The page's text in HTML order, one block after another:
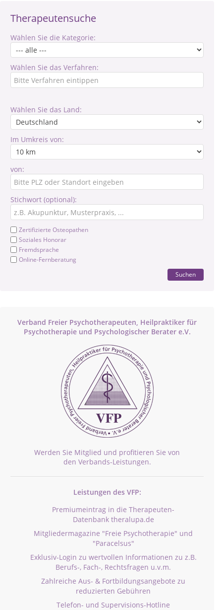
Therapeutensuche
Wählen Sie die Kategorie:
Wählen Sie das Verfahren:
Wählen Sie das Land:
Im Umkreis von:
von:
Stichwort (optional):
Zertifizierte Osteopathen
Soziales Honorar
Fremdsprache
Online-Fernberatung
Suchen
Verband Freier Psychotherapeuten, Heilpraktiker für
Psychotherapie und Psychologischer Berater e.V.
Werden Sie Mitglied und profitieren Sie von
den Verbands-Leistungen.
Leistungen des VFP:
Premiumeintrag in die Therapeuten-
Datenbank theralupa.de
Mitgliedermagazine "Freie Psychotherapie" und
"Paracelsus"
Exklusiv-Login zu wertvollen Informationen zu z.B.
Berufs-, Fach-, Rechtsfragen u.v.m.
Zahlreiche Aus- & Fortbildungsangebote zu
reduzierten Gebühren
Telefon- und Supervisions-Hotline